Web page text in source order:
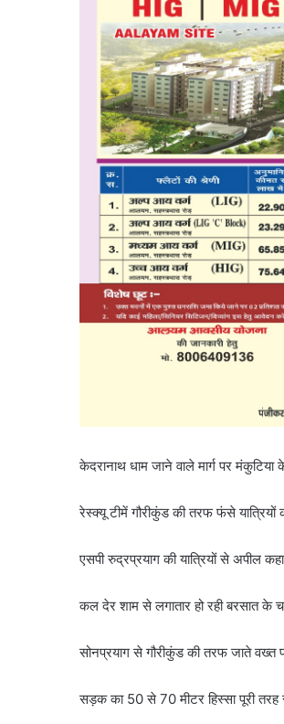
केदरानाथ धाम जाने वाले मार्ग पर मंकुटिया
रेस्क्यू टीमें गौरीकुंड की तरफ फंसे
एसपी रुद्रप्रयाग की यात्रियों से अपील
कल देर शाम से लगातार हो रही बरसात के
सोनप्रयाग से गौरीकुंड की तरफ जाते वख्त
सड़क का 50 से 70 मीटर हिस्सा पूरी